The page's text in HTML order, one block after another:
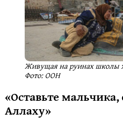
Живущая на руинах
Фото: ООН
«Оставьте
Аллаху»